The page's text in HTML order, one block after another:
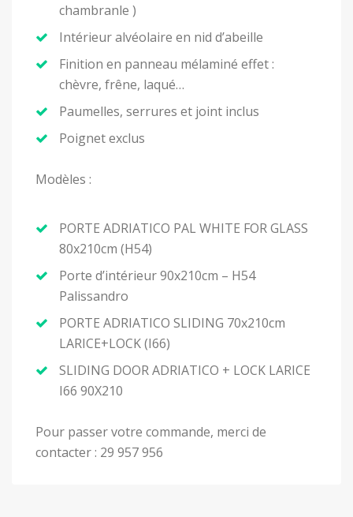
chambranle )
Intérieur alvéolaire en nid d’abeille
Finition en panneau mélaminé effet :
chèvre, frêne, laqué…
Paumelles, serrures et joint inclus
Poignet exclus
Modèles :
PORTE ADRIATICO PAL WHITE FOR GLASS
80x210cm (H54)
Porte d’intérieur 90x210cm – H54
Palissandro
PORTE ADRIATICO SLIDING 70x210cm
LARICE+LOCK (I66)
SLIDING DOOR ADRIATICO + LOCK LARICE
I66 90X210
Pour passer votre commande, merci de
contacter : 29 957 956